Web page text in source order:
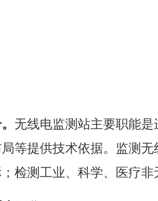
无线电监测站主要职能
等提供技术依据。监测
检测工业、科学、医疗非